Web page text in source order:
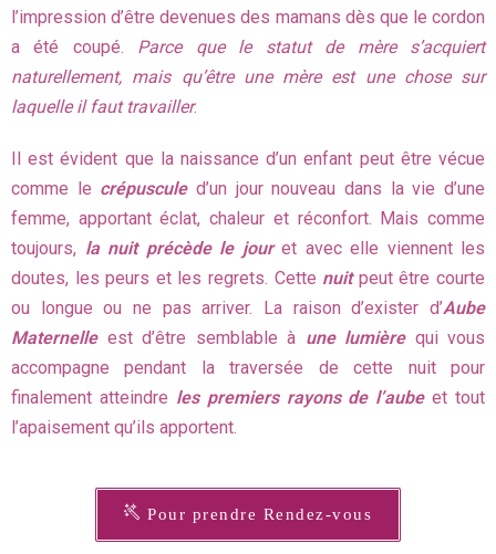
l’impression d’être devenues des mamans dès que le cordon
a été coupé. Parce que le statut de mère s’acquiert
naturellement, mais qu’être une mère est une chose sur
laquelle il faut travailler.
Il est évident que la naissance d’un enfant peut être vécue
comme le crépusculed’un jour nouveau dans la vie d’une
femme, apportant éclat, chaleur et réconfort. Mais comme
toujours, la nuit précède le jouret avec elle viennent les
doutes, les peurs et les regrets. Cette nuitpeut être courte
ou longue ou ne pas arriver. La raison d’exister d’Aube
Maternelleest d’être semblable à une lumièrequi vous
accompagne pendant la traversée de cette nuit pour
finalement atteindre les premiers rayons de l’aubeet tout
l’apaisement qu’ils apportent.
Pour prendre Rendez-vous